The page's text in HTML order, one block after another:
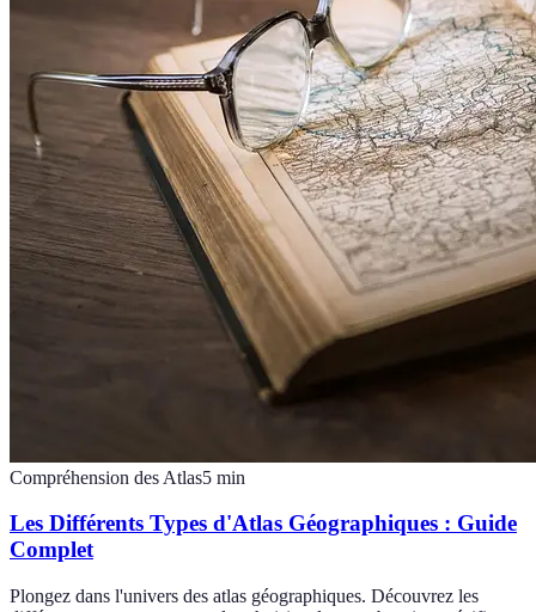
Compréhension des Atlas5 min
Les Différents Types d'Atlas Géographiques : Guide
Complet
Plongez dans l'univers des atlas géographiques. Découvrez les